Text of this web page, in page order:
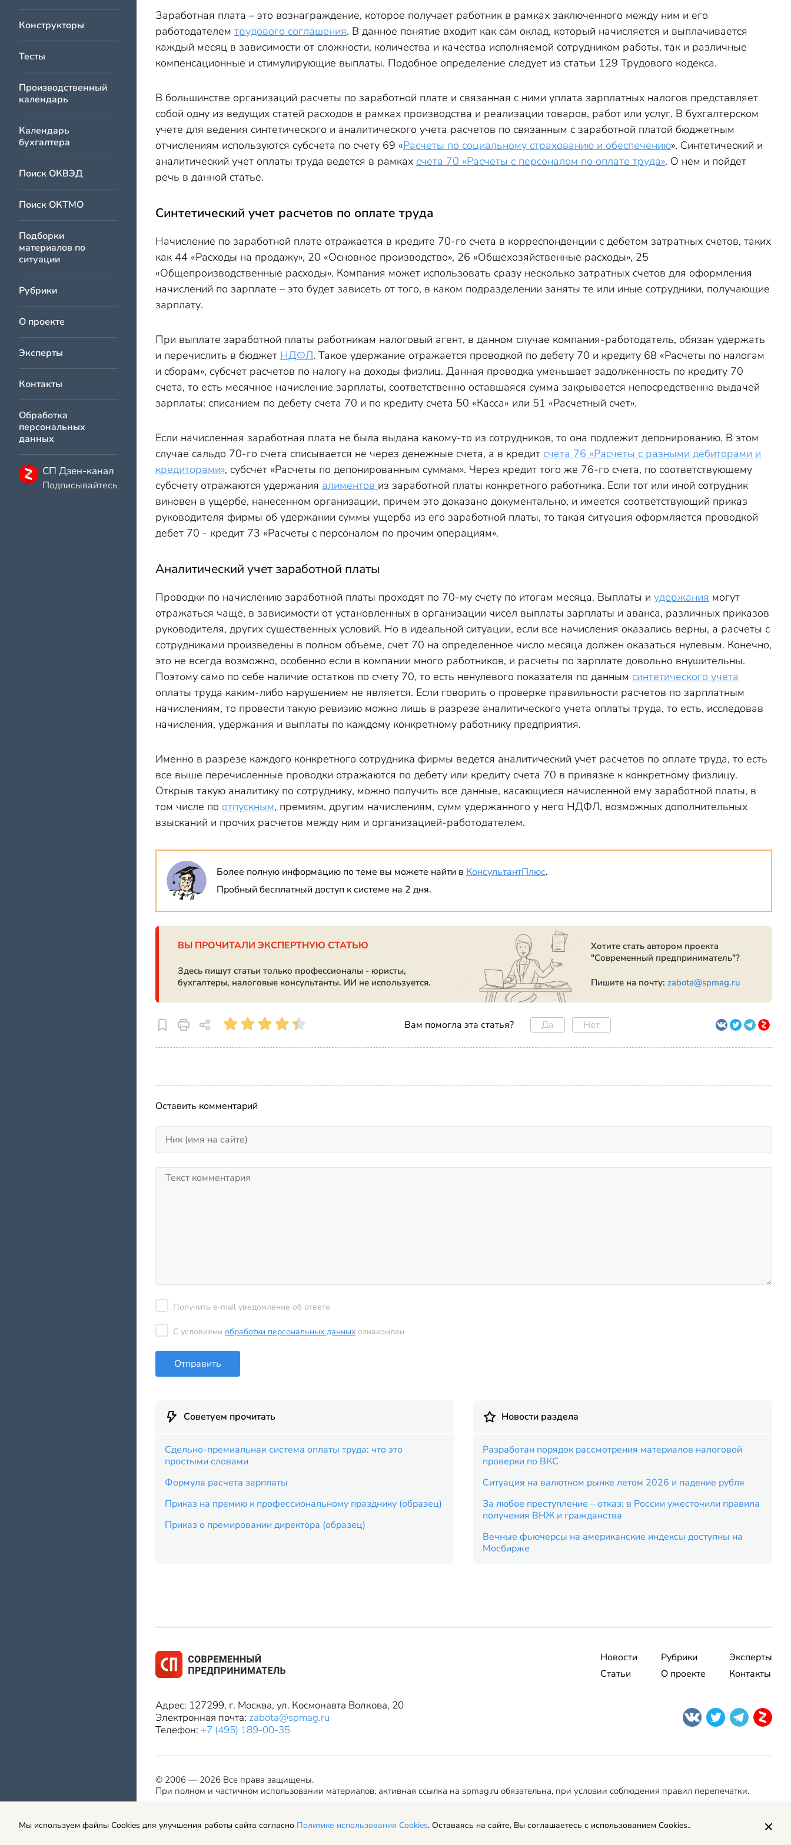
Конструкторы
Тесты
Производственный
календарь
Календарь
бухгалтера
Поиск ОКВЭД
Поиск ОКТМО
Подборки
материалов по
ситуации
Рубрики
О проекте
Эксперты
Контакты
Обработка
персональных
данных
СП Дзен-канал
Подписывайтесь
Заработная плата – это вознаграждение, которое получает работник в рамках заключенного между ним и его
работодателем трудового соглашения. В данное понятие входит как сам оклад, который начисляется и выплачивается
каждый месяц в зависимости от сложности, количества и качества исполняемой сотрудником работы, так и различные
компенсационные и стимулирующие выплаты. Подобное определение следует из статьи 129 Трудового кодекса.
В большинстве организаций расчеты по заработной плате и связанная с ними уплата зарплатных налогов представляет
собой одну из ведущих статей расходов в рамках производства и реализации товаров, работ или услуг. В бухгалтерском
учете для ведения синтетического и аналитического учета расчетов по связанным с заработной платой бюджетным
отчислениям используются субсчета по счету 69 «Расчеты по социальному страхованию и обеспечению». Синтетический и
аналитический учет оплаты труда ведется в рамках счета 70 «Расчеты с персоналом по оплате труда». О нем и пойдет
речь в данной статье.
Синтетический учет расчетов по оплате труда
Начисление по заработной плате отражается в кредите 70-го счета в корреспонденции с дебетом затратных счетов, таких
как 44 «Расходы на продажу», 20 «Основное производство», 26 «Общехозяйственные расходы», 25
«Общепроизводственные расходы». Компания может использовать сразу несколько затратных счетов для оформления
начислений по зарплате – это будет зависеть от того, в каком подразделении заняты те или иные сотрудники, получающие
зарплату.
При выплате заработной платы работникам налоговый агент, в данном случае компания-работодатель, обязан удержать
и перечислить в бюджет НДФЛ. Такое удержание отражается проводкой по дебету 70 и кредиту 68 «Расчеты по налогам
и сборам», субсчет расчетов по налогу на доходы физлиц. Данная проводка уменьшает задолженность по кредиту 70
счета, то есть месячное начисление зарплаты, соответственно оставшаяся сумма закрывается непосредственно выдачей
зарплаты: списанием по дебету счета 70 и по кредиту счета 50 «Касса» или 51 «Расчетный счет».
Если начисленная заработная плата не была выдана какому-то из сотрудников, то она подлежит депонированию. В этом
случае сальдо 70-го счета списывается не через денежные счета, а в кредит счета 76 «Расчеты с разными дебиторами и
кредиторами», субсчет «Расчеты по депонированным суммам». Через кредит того же 76-го счета, по соответствующему
субсчету отражаются удержания алиментов из заработной платы конкретного работника. Если тот или иной сотрудник
виновен в ущербе, нанесенном организации, причем это доказано документально, и имеется соответствующий приказ
руководителя фирмы об удержании суммы ущерба из его заработной платы, то такая ситуация оформляется проводкой
дебет 70 - кредит 73 «Расчеты с персоналом по прочим операциям».
Аналитический учет заработной платы
Проводки по начислению заработной платы проходят по 70-му счету по итогам месяца. Выплаты и удержания могут
отражаться чаще, в зависимости от установленных в организации чисел выплаты зарплаты и аванса, различных приказов
руководителя, других существенных условий. Но в идеальной ситуации, если все начисления оказались верны, а расчеты с
сотрудниками произведены в полном объеме, счет 70 на определенное число месяца должен оказаться нулевым. Конечно,
это не всегда возможно, особенно если в компании много работников, и расчеты по зарплате довольно внушительны.
Поэтому само по себе наличие остатков по счету 70, то есть ненулевого показателя по данным синтетического учета
оплаты труда каким-либо нарушением не является. Если говорить о проверке правильности расчетов по зарплатным
начислениям, то провести такую ревизию можно лишь в разрезе аналитического учета оплаты труда, то есть, исследовав
начисления, удержания и выплаты по каждому конкретному работнику предприятия.
Именно в разрезе каждого конкретного сотрудника фирмы ведется аналитический учет расчетов по оплате труда, то есть
все выше перечисленные проводки отражаются по дебету или кредиту счета 70 в привязке к конкретному физлицу.
Открыв такую аналитику по сотруднику, можно получить все данные, касающиеся начисленной ему заработной платы, в
том числе по отпускным, премиям, другим начислениям, сумм удержанного у него НДФЛ, возможных дополнительных
взысканий и прочих расчетов между ним и организацией-работодателем.
Более полную информацию по теме вы можете найти в КонсультантПлюс.
Пробный бесплатный доступ к системе на 2 дня.
ВЫ ПРОЧИТАЛИ ЭКСПЕРТНУЮ СТАТЬЮ
Здесь пишут статьи только профессионалы - юристы,
бухгалтеры, налоговые консультанты. ИИ не используется.
Хотите стать автором проекта
"Современный предприниматель"?
Пишите на почту:zabota@spmag.ru
Вам помогла эта статья? Да Нет
Оставить комментарий
Получить e-mail уведомление об ответе
С условиями обработки персональных данных ознакомлен
Отправить
Советуем прочитать
Сдельно-премиальная система оплаты труда: что это
простыми словами
Формула расчета зарплаты
Приказ на премию к профессиональному празднику (образец)
Приказ о премировании директора (образец)
Новости раздела
Разработан порядок рассмотрения материалов налоговой
проверки по ВКС
Ситуация на валютном рынке летом 2026 и падение рубля
За любое преступление – отказ: в России ужесточили правила
получения ВНЖ и гражданства
Вечные фьючерсы на американские индексы доступны на
Мосбирже
Новости
Статьи
Рубрики
О проекте
Эксперты
Контакты
Адрес: 127299, г. Москва, ул. Космонавта Волкова, 20
Электронная почта: zabota@spmag.ru
Телефон: +7 (495) 189-00-35
© 2006 — 2026 Все права защищены.
При полном и частичном использовании материалов, активная ссылка на spmag.ru обязательна, при условии соблюдения правил перепечатки.
Правила использования материалов сайта и авторские права Пользовательское соглашение Политика обработки персональных данных Рекламодателям
Мы используем файлы Cookies для улучшения работы сайта согласно Политике использования Cookies. Оставаясь на сайте, Вы соглашаетесь с использованием Cookies..